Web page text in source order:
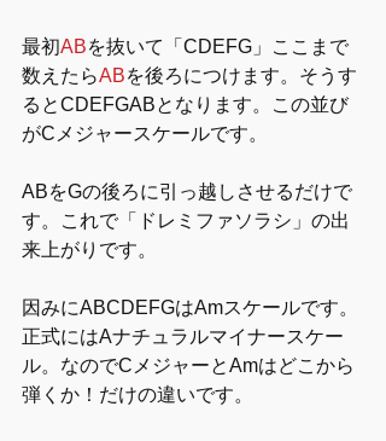
最初ABを抜いて「CDEFG」ここまで
数えたらABを後ろにつけます。そうす
るとCDEFGABとなります。この並び
がCメジャースケールです。
ABをGの後ろに引っ越しさせるだけで
す。これで「ドレミファソラシ」の出
来上がりです。
因みにABCDEFGはAmスケールです。
正式にはAナチュラルマイナースケー
ル。なのでCメジャーとAmはどこから
弾くか！だけの違いです。